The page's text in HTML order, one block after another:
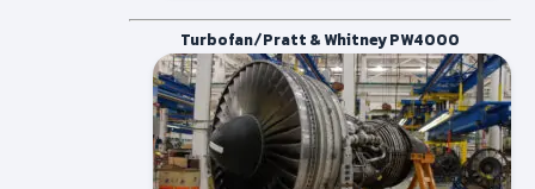
Turbofan/Pratt & Whitney PW4000